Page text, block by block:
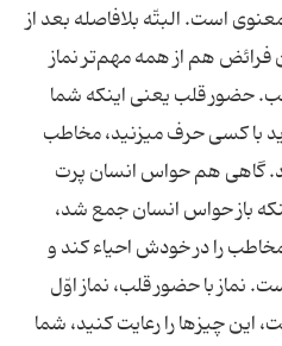
است. البتّه بلافاصله بعد از
فرائض هم از همه مهم‌تر نماز
حضور قلب یعنی اینکه شما
با کسی حرف میزنید، مخاطب
گاهی هم حواس انسان پرت
باز حواس انسان جمع شد،
را در خودش احیاء کند و
نماز با حضور قلب، نماز اوّل
این چیزها را رعایت کنید، شما